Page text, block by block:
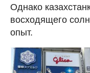
Однако
восходящего
опыт.